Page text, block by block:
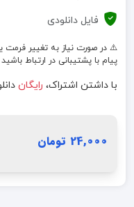
فایل دانلودی
⚠️ در صورت نیاز به تغییر فرمت
پیام با پشتیبانی در ارتباط باشید
با داشتن اشتراک، رایگان
24,000 تومان